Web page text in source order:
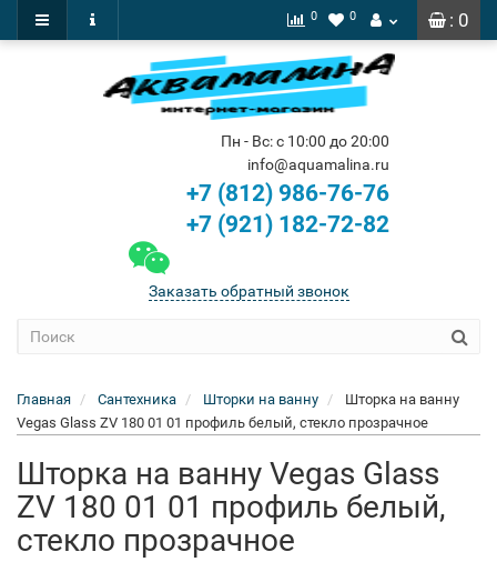
: 0
0 0
Пн - Вс: с 10:00 до 20:00
info@aquamalina.ru
+7 (812) 986-76-76
+7 (921) 182-72-82
Заказать обратный звонок
Главная Сантехника Шторки на ванну
Шторка на ванну
Vegas Glass ZV 180 01 01 профиль белый, стекло прозрачное
Шторка на ванну Vegas Glass
ZV 180 01 01 профиль белый,
стекло прозрачное